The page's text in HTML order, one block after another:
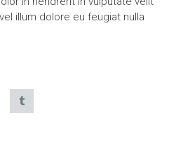
illum dolore eu feugiat nulla